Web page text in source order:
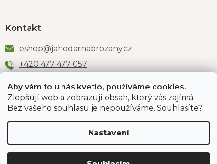
Aby vám to u nás kvetlo, používáme cookies.
Zlepšují web a zobrazují obsah, který vás zajímá.
Bez vašeho souhlasu je nepoužíváme. Souhlasíte?
Nastavení
Kontakt
eshop@jahodarnabrozany.cz
+420 477 477 057
Odběr newsletteru